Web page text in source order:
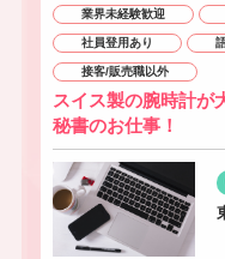
業界未経験歓迎
社員登用あり
接客/販売職以外
スイス製の腕時計が
秘書のお仕事！